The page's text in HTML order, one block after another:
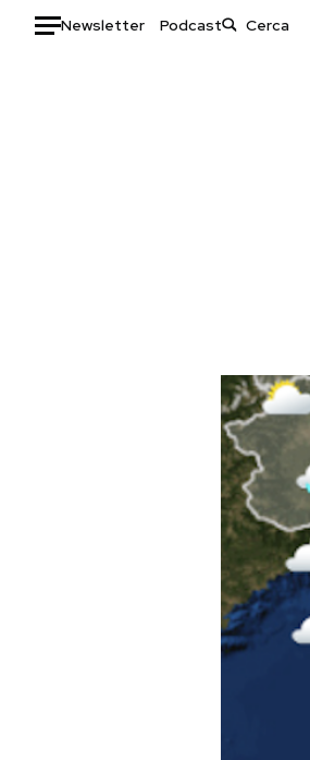
Newsletter Podcast
Ok